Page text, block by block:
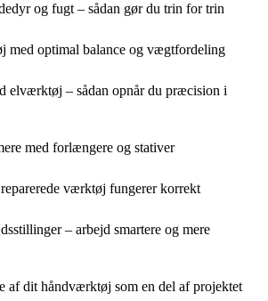
og fugt – sådan gør du trin for trin
optimal balance og vægtfordeling
elværktøj – sådan opnår du præcision i
med forlængere og stativer
værktøj fungerer korrekt
– arbejd smartere og mere
af dit håndværktøj som en del af projektet